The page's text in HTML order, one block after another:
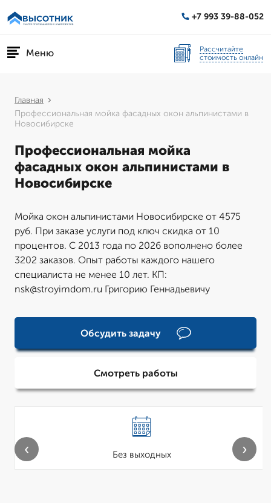
+7 993 39-88-052
Меню
Рассчитайте
стоимость онлайн
Главная
Профессиональная мойка фасадных окон альпинистами в
Новосибирске
Профессиональная мойка
фасадных окон альпинистами в
Новосибирске
Мойка окон альпинистами Новосибирске от 4575
руб. При заказе услуги под ключ скидка от 10
процентов. С 2013 года по 2026 вополнено более
3202 заказов. Опыт работы каждого нашего
специалиста не менее 10 лет. КП:
nsk@stroyimdom.ru Григорию Геннадьевичу
Обсудить задачу
Смотреть работы
Без выходных
‹ ›